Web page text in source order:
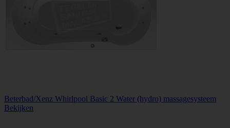
Beterbad/Xenz Whirlpool Basic 2 Water (hydro) massagesysteem
Bekijken